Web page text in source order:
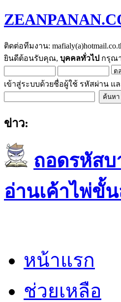
ติดต่อทีมงาน:
ยินดีต้อนรับคุณ, บุคคลทั่วไป กรุณ
เข้าสู่ระบบด้วยชื่อผู้ใช้ รหัสผ่าน แ
ข่าว:
ถอดรหัสบ
อ่านเค้าไพ่ขั้
หน้าแรก
ช่วยเหลือ